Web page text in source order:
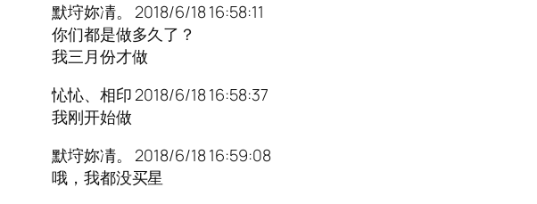
默垨妳凊。 2018/6/18 16:58:11
你们都是做多久了？
我三月份才做
㤈㤈、相印 2018/6/18 16:58:37
我刚开始做
默垨妳凊。 2018/6/18 16:59:08
哦，我都没买星